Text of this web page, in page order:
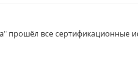
прошёл все сертификационные